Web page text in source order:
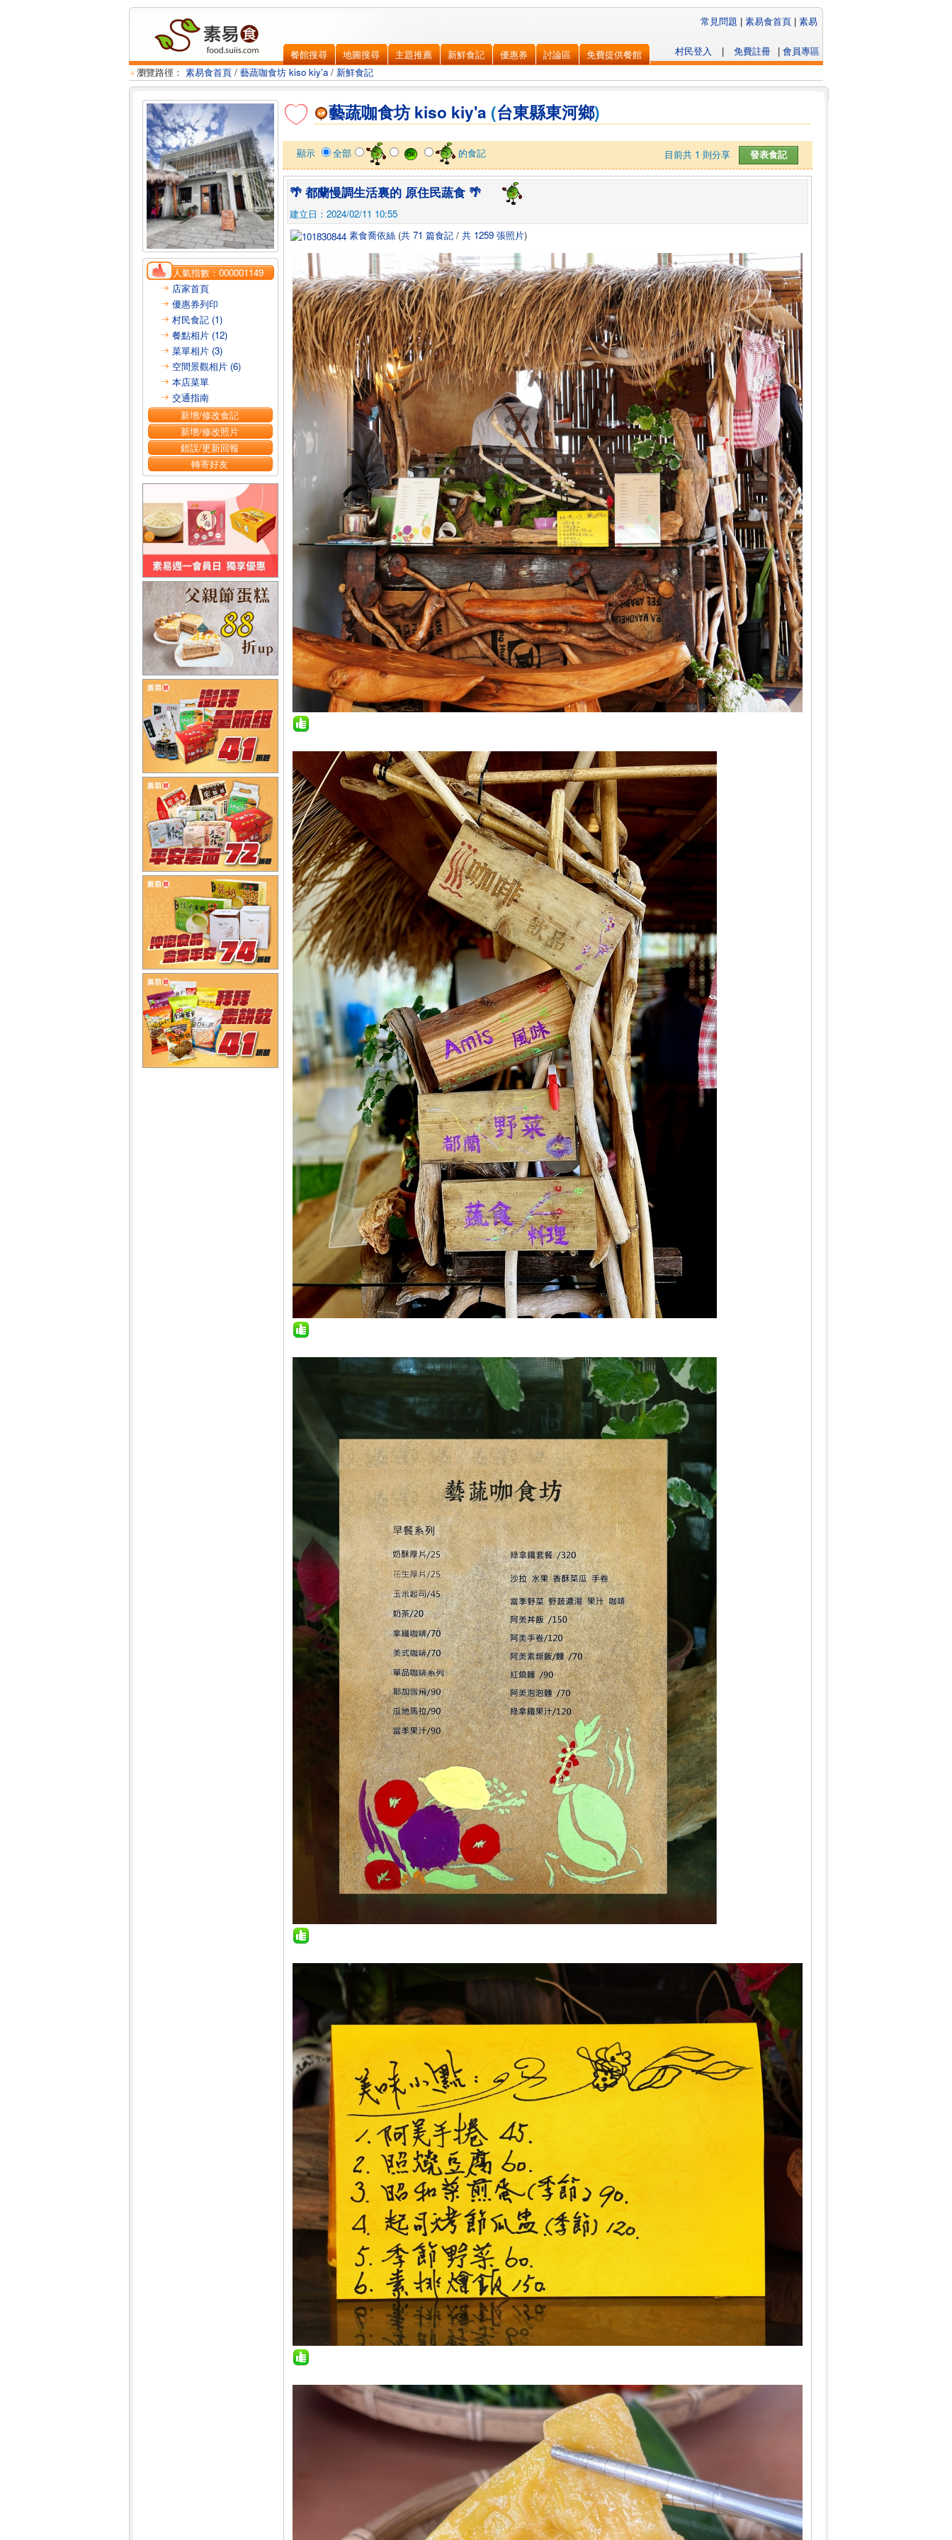
餐館搜尋 地圖搜尋 主題推薦 新鮮食記 優惠券 討論區 免費提供餐館 | 會員專區
免費註冊
|
村民登入
常見問題 | 素易食首頁 | 素易
瀏覽路徑： 素易食首頁 / 藝蔬咖食坊 kiso kiy'a/ 新鮮食記
人氣指數：000001149
店家首頁
優惠券列印
村民食記 (1)
餐點相片 (12)
菜單相片 (3)
空間景觀相片 (6)
本店菜單
交通指南
新增/修改食記
新增/修改照片
錯誤/更新回報
轉寄好友
藝蔬咖食坊 kiso kiy'a (台東縣東河鄉)
目前共 1 則分享
顯示 全部 的食記
🌴 都蘭慢調生活裏的 原住民蔬食 🌴
建立日：2024/02/11 10:55
素食喬依絲 (共 71 篇食記 / 共 1259 張照片)